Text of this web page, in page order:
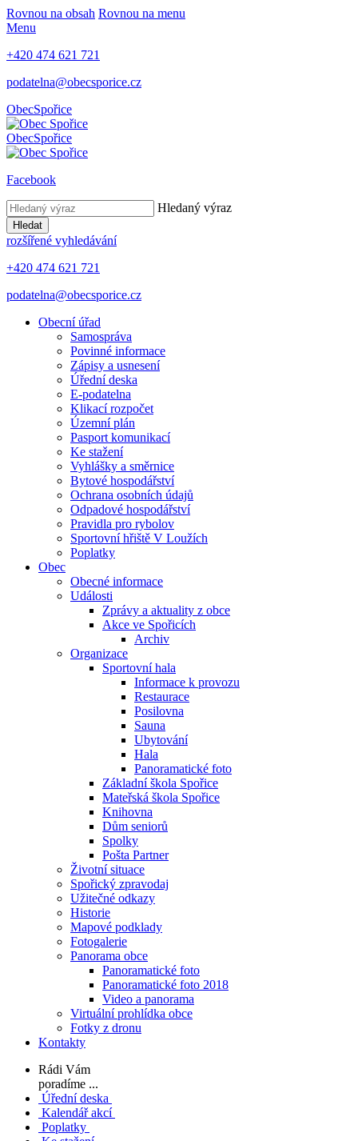
Rovnou na obsah Rovnou na menu
Menu
+420 474 621 721
podatelna@obecsporice.cz
ObecSpořice
ObecSpořice
Facebook
Hledaný výraz
Hledat
rozšířené vyhledávání
+420 474 621 721
podatelna@obecsporice.cz
Obecní úřad
Samospráva
Povinné informace
Zápisy a usnesení
Úřední deska
E-podatelna
Klikací rozpočet
Územní plán
Pasport komunikací
Ke stažení
Vyhlášky a směrnice
Bytové hospodářství
Ochrana osobních údajů
Odpadové hospodářství
Pravidla pro rybolov
Sportovní hřiště V Loužích
Poplatky
Obec
Obecné informace
Události
Zprávy a aktuality z obce
Akce ve Spořicích
Archiv
Organizace
Sportovní hala
Informace k provozu
Restaurace
Posilovna
Sauna
Ubytování
Hala
Panoramatické foto
Základní škola Spořice
Mateřská škola Spořice
Knihovna
Dům seniorů
Spolky
Pošta Partner
Životní situace
Spořický zpravodaj
Užitečné odkazy
Historie
Mapové podklady
Fotogalerie
Panorama obce
Panoramatické foto
Panoramatické foto 2018
Video a panorama
Virtuální prohlídka obce
Fotky z dronu
Kontakty
Rádi Vám
poradíme ...
Úřední deska
Kalendář akcí
Poplatky